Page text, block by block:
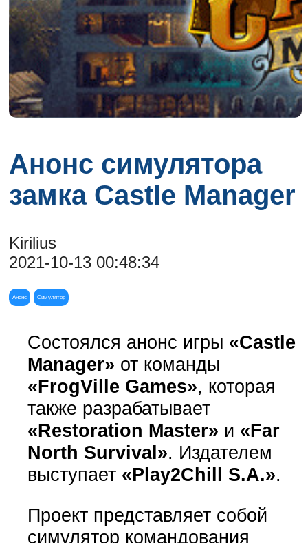
Анонс симулятора
замка Castle Manager
Kirilius
2021-10-13 00:48:34
Анонс Симулятор
Состоялся анонс игры «Castle
Manager» от команды
«FrogVille Games», которая
также разрабатывает
«Restoration Master» и «Far
North Survival». Издателем
выступает «Play2Chill S.A.».
Проект представляет собой
симулятор командования